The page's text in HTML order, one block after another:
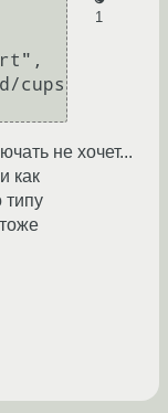
1
cups
не хочет...
как
типу